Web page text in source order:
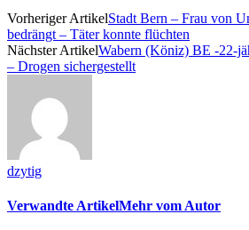
Vorheriger ArtikelStadt Bern – Frau von
bedrängt – Täter konnte flüchten
Nächster ArtikelWabern (Köniz) BE -22-
– Drogen sichergestellt
dzytig
Verwandte ArtikelMehr vom Autor